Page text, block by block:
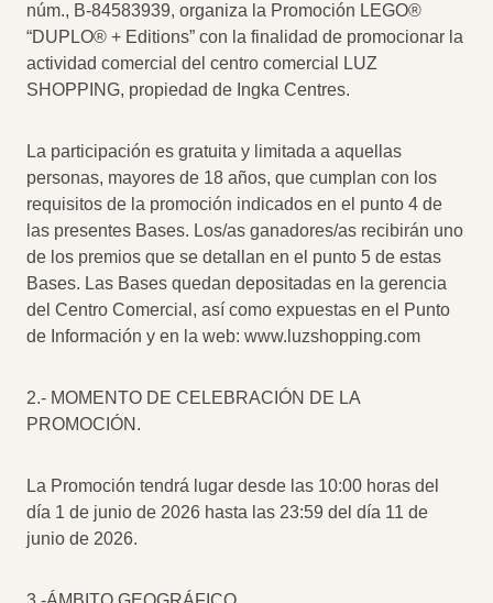
núm., B-84583939, organiza la Promoción LEGO®
“DUPLO® + Editions” con la finalidad de promocionar la
actividad comercial del centro comercial LUZ
SHOPPING, propiedad de Ingka Centres.
La participación es gratuita y limitada a aquellas
personas, mayores de 18 años, que cumplan con los
requisitos de la promoción indicados en el punto 4 de
las presentes Bases. Los/as ganadores/as recibirán uno
de los premios que se detallan en el punto 5 de estas
Bases. Las Bases quedan depositadas en la gerencia
del Centro Comercial, así como expuestas en el Punto
de Información y en la web: www.luzshopping.com
2.- MOMENTO DE CELEBRACIÓN DE LA
PROMOCIÓN.
La Promoción tendrá lugar desde las 10:00 horas del
día 1 de junio de 2026 hasta las 23:59 del día 11 de
junio de 2026.